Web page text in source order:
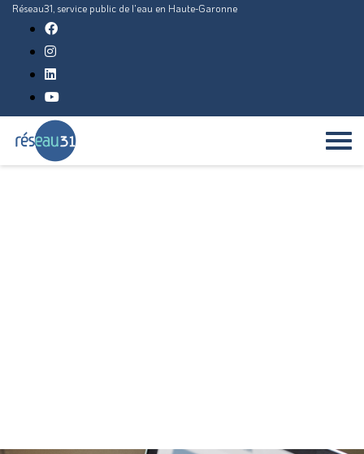
Réseau31, service public de l'eau en Haute-Garonne